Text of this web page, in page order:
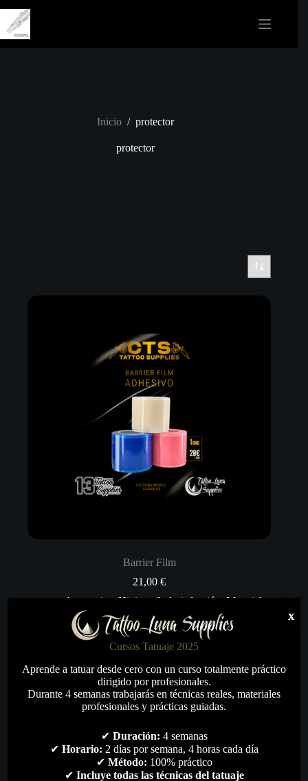
contenido
Inicio / protector
protector
Barrier Film
21,00€
Accesorios,Higiene & desinfección,Material
artístico
Skin Care,
Seleccionar opciones
Este
producto
múltiples
variantes.
Las
opciones
pueden
elegir
en
la
Cursos Tatuaje 2025
Aprende a tatuar desde cero con un curso totalmente práctico
dirigido por profesionales.
Durante 4 semanas trabajarás en técnicas reales, materiales
profesionales y prácticas guiadas.
✔ Duración: 4 semanas
✔ Horario: 2 días por semana, 4 horas cada día
✔ Método: 100% práctico
✔ Incluye todas las técnicas del tatuaje
x